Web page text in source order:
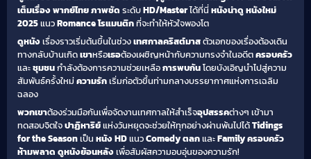
เต็มเรื่องพากย์ไทยภาพชัด ระดับHD/Masterได้ที่นี่หนังน่าดูหนังใหม่
2025แนวRomance โรแมนติกที่จะทำให้หัวใจพองโต
ดูหนังเรื่องราวเริ่มต้นขึ้นในช่วงเทศกาลคริสต์มาสตัวเอกของเรื่องต้องเดิน
ทางกลับบ้านเกิดเขาหรือเธอต้องเผชิญหน้ากับความทรงจำในอดีตครอบครัว
และชุมชนกำลังต้องการความช่วยเหลือการพบกันโดยบังเอิญนำไปสู่ความ
สัมพันธ์ครั้งใหม่ความรักเริ่มก่อตัวขึ้นท่ามกลางบรรยากาศแห่งการเฉลิม
ฉลอง
พวกเขาต้องร่วมมือกันเพื่อจัดงานเทศกาลให้สำเร็จอุปสรรคต่างๆ เข้ามา
ทดสอบจิตใจปาฏิหาริย์แห่งวันหยุดจะช่วยให้ทุกอย่างผ่านพ้นไปได้Tidings
for the Seasonเป็น หนัง HDแนวComedy ตลกและFamily ครอบครัว
ห้ามพลาด ดูหนังย้อนหลังเพื่อสัมผัสความอบอุ่นของความรัก!